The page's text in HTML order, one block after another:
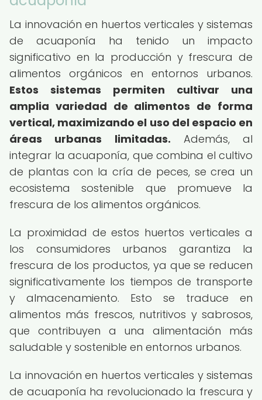
La innovación en huertos verticales y sistemas
de acuaponía ha tenido un impacto
significativo en la producción y frescura de
alimentos orgánicos en entornos urbanos.
Estos sistemas permiten cultivar una
amplia variedad de alimentos de forma
vertical, maximizando el uso del espacio en
áreas urbanas limitadas. Además, al
integrar la acuaponía, que combina el cultivo
de plantas con la cría de peces, se crea un
ecosistema sostenible que promueve la
frescura de los alimentos orgánicos.
La proximidad de estos huertos verticales a
los consumidores urbanos garantiza la
frescura de los productos, ya que se reducen
significativamente los tiempos de transporte
y almacenamiento. Esto se traduce en
alimentos más frescos, nutritivos y sabrosos,
que contribuyen a una alimentación más
saludable y sostenible en entornos urbanos.
La innovación en huertos verticales y sistemas
de acuaponía ha revolucionado la frescura y